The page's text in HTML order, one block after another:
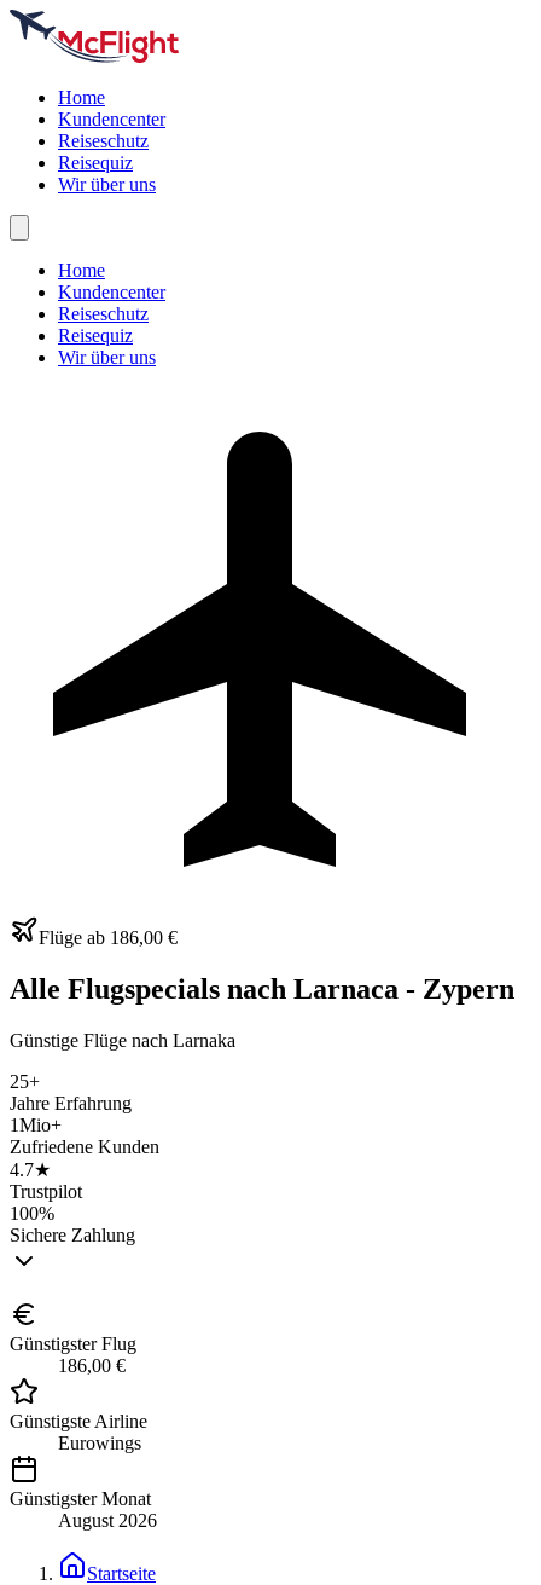
Home
Kundencenter
Reiseschutz
Reisequiz
Wir über uns
Home
Kundencenter
Reiseschutz
Reisequiz
Wir über uns
Flüge ab 186,00 €
Alle Flugspecials nach Larnaca - Zypern
Günstige Flüge nach Larnaka
25+
Jahre Erfahrung
1Mio+
Zufriedene Kunden
4.7★
Trustpilot
100%
Sichere Zahlung
Günstigster Flug
186,00 €
Günstigste Airline
Eurowings
Günstigster Monat
August 2026
Startseite